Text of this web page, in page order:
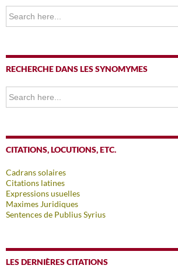
Search
for:
RECHERCHE DANS LES SYNOMYMES
Search
for:
CITATIONS, LOCUTIONS, ETC.
Cadrans solaires
Citations latines
Expressions usuelles
Maximes Juridiques
Sentences de Publius Syrius
LES DERNIÈRES CITATIONS